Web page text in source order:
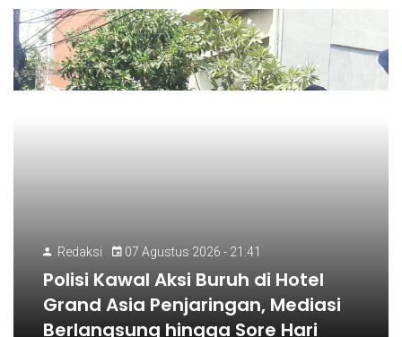
Redaksi 07 Agustus 2026 - 21:41
Polisi Kawal Aksi Buruh di Hotel
Grand Asia Penjaringan, Mediasi
Berlangsung hingga Sore Hari